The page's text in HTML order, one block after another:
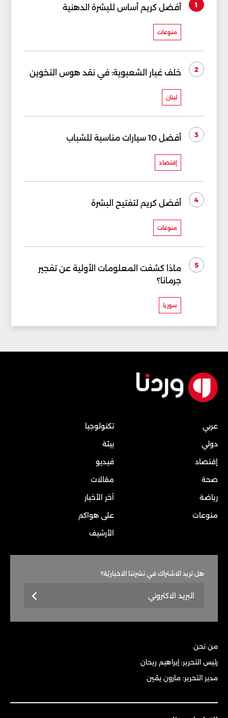
1 أفضل كريم أساس للبشرة الدهنية
منوعات
2 خلف غبار الشعبوية: في نقد هوس التخوين
لبنان
3 أفضل 10 سيارات مناسبة للشباب
إقتصاد
4 أفضل كريم لتفتيح البشرة
منوعات
5
ماذا كشفت المعلومات الأولية عن تفجير
جرمانا؟
سوريا
عربي
دولي
إقتصاد
صحة
رياضة
منوعات
تكنولوجيا
بيئة
فيديو
مقالات
آخر الأخبار
على هواكم
الأرشيف
هل تريد الاشتراك في نشرتنا الاخباريّة؟
من نحن
رئيس التحرير: إبراهيم ريحان
مدير التحرير: مارون يمّين